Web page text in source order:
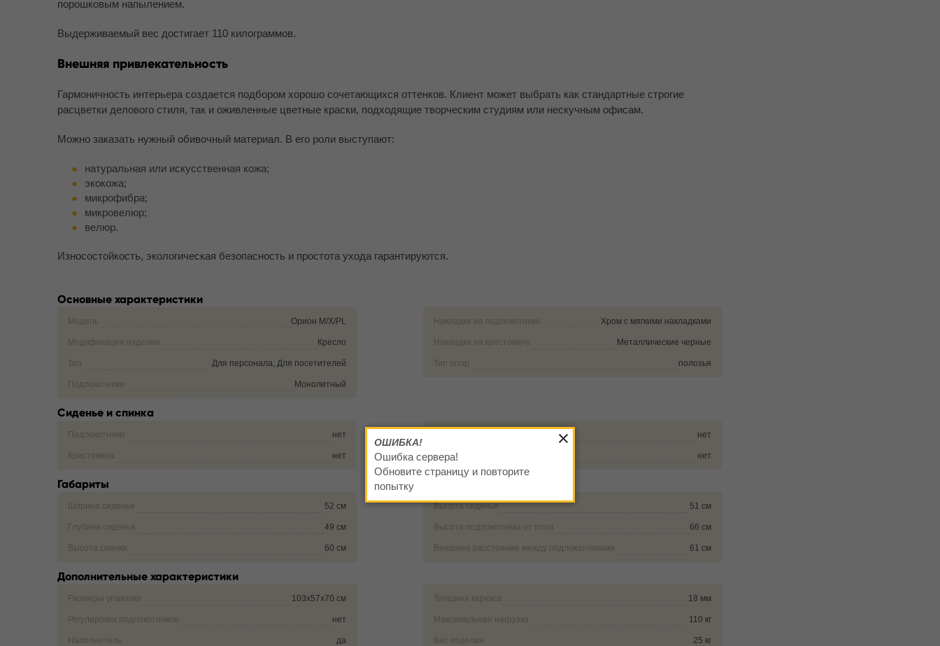
порошковым напылением.
Выдерживаемый вес достигает 110 килограммов.
Внешняя привлекательность
Гармоничность интерьера создается подбором хорошо сочетающихся оттенков. Клиент может выбрать как стандартные строгие
расцветки делового стиля, так и оживленные цветные краски, подходящие творческим студиям или нескучным офисам.
Можно заказать нужный обивочный материал. В его роли выступают:
натуральная или искусственная кожа;
экокожа;
микрофибра;
микровелюр;
велюр.
Износостойкость, экологическая безопасность и простота ухода гарантируются.
Основные характеристики
Модель Орион M/X/PL
Модификация изделия Кресло
Тип Для персонала, Для посетителей
Подлокотники Монолитный
Накладки на подлокотники Хром с мягкими накладками
Накладки на крестовину Металлические черные
Тип опор полозья
Сиденье и спинка
Подлокотники нет
Крестовина нет
нет
Регулировка наклона спинки нет
Габариты
Ширина сиденья 52 см
Глубина сиденья 49 см
Высота спинки 60 см
Высота сиденья 51 см
Высота подлокотника от пола 66 см
Внешнее расстояние между подлокотниками 61 см
Дополнительные характеристики
Размеры упаковки 103х57х70 см
Регулировка подлокотников нет
Наполнитель да
Толщина каркаса 18 мм
Максимальная нагрузка 110 кг
Вес изделия 25 кг
ОШИБКА!
Ошибка сервера!
Обновите страницу и повторите
попытку